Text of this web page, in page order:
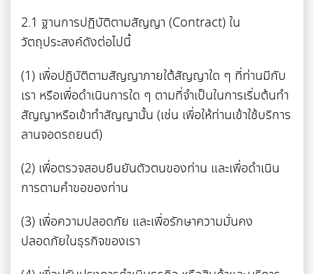
2.1 ฐานการปฏิบัติตามสัญญา (Contract) ใน
วัตถุประสงค์ดังต่อไปนี้
(1) เพื่อปฏิบัติตามสัญญาภายใต้สัญญาใด ๆ ที่ท่านมีกับ
เรา หรือเพื่อดำเนินการใด ๆ ตามที่จำเป็นในการเริ่มต้นทำ
สัญญาหรือเข้าทำสัญญานั้น (เช่น เพื่อให้ท่านเข้าใช้บริการ
ลานจอดรถยนต์)
(2) เพื่อตรวจสอบยืนยันตัวตนของท่าน และเพื่อดำเนิน
การตามคำขอของท่าน
(3) เพื่อความปลอดภัย และเพื่อรักษาความมั่นคง
ปลอดภัยในธุรกิจของเรา